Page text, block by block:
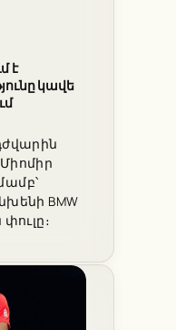
է
կավե
BMW